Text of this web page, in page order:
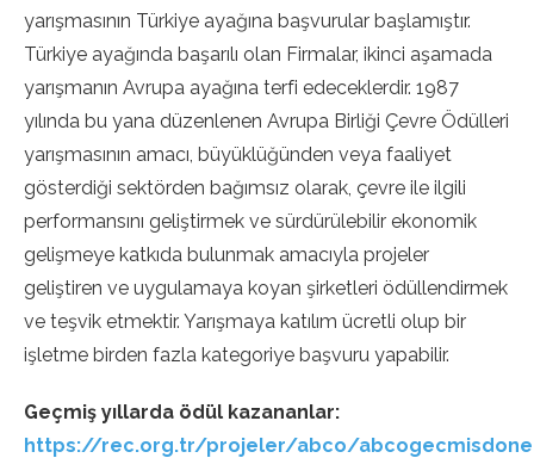
yarışmasının Türkiye ayağına başvurular başlamıştır.
Türkiye ayağında başarılı olan Firmalar, ikinci aşamada
yarışmanın Avrupa ayağına terfi edeceklerdir. 1987
yılında bu yana düzenlenen Avrupa Birliği Çevre Ödülleri
yarışmasının amacı, büyüklüğünden veya faaliyet
gösterdiği sektörden bağımsız olarak, çevre ile ilgili
performansını geliştirmek ve sürdürülebilir ekonomik
gelişmeye katkıda bulunmak amacıyla projeler
geliştiren ve uygulamaya koyan şirketleri ödüllendirmek
ve teşvik etmektir. Yarışmaya katılım ücretli olup bir
işletme birden fazla kategoriye başvuru yapabilir.
Geçmiş yıllarda ödül kazananlar:
https://rec.org.tr/projeler/abco/